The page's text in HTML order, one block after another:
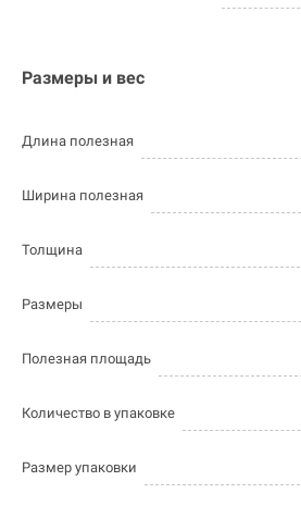
Размеры и вес
Длина полезная
Ширина полезная
Толщина
Размеры
Полезная площадь
Количество в упаковке
Размер упаковки